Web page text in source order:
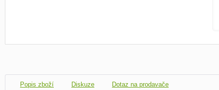
Popis zboží Diskuze Dotaz na prodavače